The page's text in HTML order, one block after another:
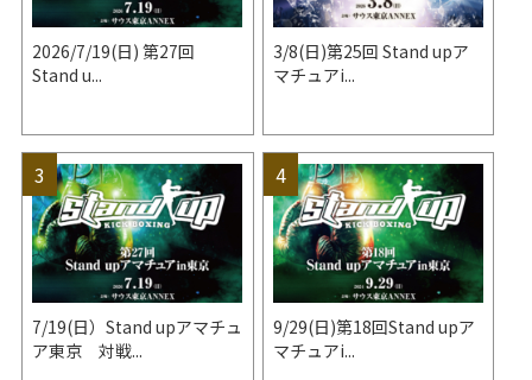
2026/7/19(日) 第27回
Stand u...
3/8(日)第25回 Stand upア
マチュアi...
7/19(日）Stand upアマチュ
ア東京 対戦...
9/29(日)第18回Stand upア
マチュアi...